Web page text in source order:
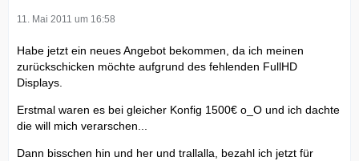
11. Mai 2011 um 16:58
Habe jetzt ein neues Angebot bekommen, da ich meinen
zurückschicken möchte aufgrund des fehlenden FullHD
Displays.
Erstmal waren es bei gleicher Konfig 1500€ o_O und ich dachte
die will mich verarschen...
Dann bisschen hin und her und trallalla, bezahl ich jetzt für